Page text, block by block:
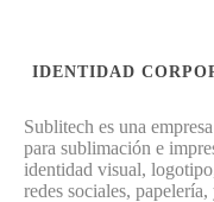
IDENTIDAD
Sublitech es una
para sublimación e
identidad visual,
redes sociales,